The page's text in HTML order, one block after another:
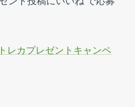
レカプレゼントキャンペ